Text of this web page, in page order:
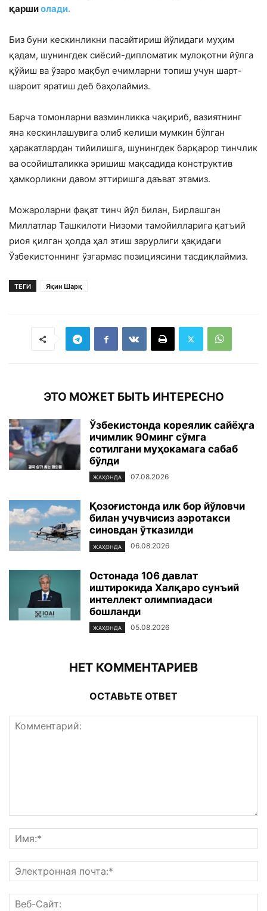
қаршиолади.
Биз буни кескинликни пасайтириш йўлидаги муҳим
қадам, шунингдек сиёсий-дипломатик мулоқотни йўлга
қўйиш ва ўзаро мақбул ечимларни топиш учун шарт-
шароит яратиш деб баҳолаймиз.
Барча томонларни вазминликка чақириб, вазиятнинг
яна кескинлашувига олиб келиши мумкин бўлган
ҳаракатлардан тийилишга, шунингдек барқарор тинчлик
ва осойишталикка эришиш мақсадида конструктив
ҳамкорликни давом эттиришга даъват этамиз.
Можароларни фақат тинч йўл билан, Бирлашган
Миллатлар Ташкилоти Низоми тамойилларига қатъий
риоя қилган ҳолда ҳал этиш зарурлиги ҳақидаги
Ўзбекистоннинг ўзгармас позициясини тасдиқлаймиз.
ТЕГИ Яқин Шарқ
ЭТО МОЖЕТ БЫТЬ ИНТЕРЕСНО
Ўзбекистонда кореялик сайёҳга
ичимлик 90минг сўмга
сотилгани муҳокамага сабаб
бўлди
ЖАҲОНДА 07.08.2026
Қозоғистонда илк бор йўловчи
билан учувчисиз аэротакси
синовдан ўтказилди
ЖАҲОНДА 06.08.2026
Остонада 106 давлат
иштирокида Халқаро сунъий
интеллект олимпиадаси
бошланди
ЖАҲОНДА 05.08.2026
НЕТ КОММЕНТАРИЕВ
ОСТАВЬТЕ ОТВЕТ